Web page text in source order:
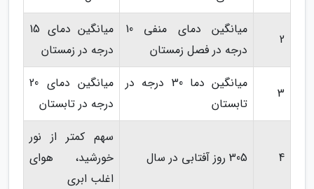
2
میانگین دمای منفی 10
درجه در فصل زمستان
میانگین دمای 15
درجه در زمستان
3
میانگین دما 30 درجه در
تابستان
میانگین دمای 20
درجه در تابستان
4 305 روز آفتابی در سال
سهم­ کم­تر از نور
خورشید، هوای
اغلب ابری